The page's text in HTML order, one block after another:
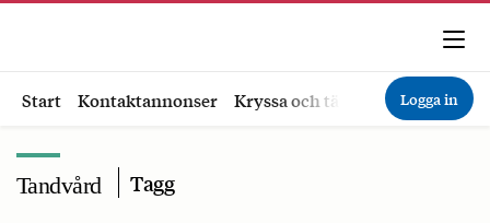
Start Kontaktannonser Kryssa och tävla Ekonomi
Logga in
Tandvård Tagg